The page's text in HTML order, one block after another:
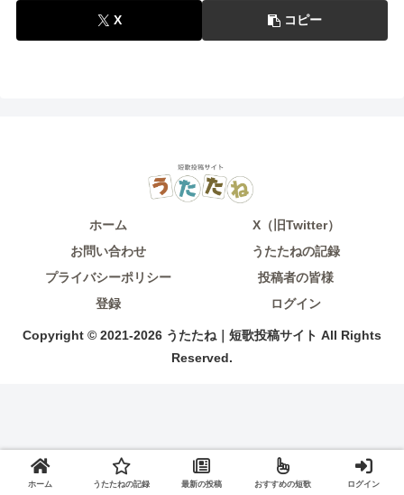
X コピー
ホーム
X（旧Twitter）
お問い合わせ
うたたねの記録
プライバシーポリシー
投稿者の皆様
登録
ログイン
Copyright © 2021-2026 うたたね｜短歌投稿サイト All Rights
Reserved.
ホーム うたたねの記録 最新の投稿 おすすめの短歌 ログイン